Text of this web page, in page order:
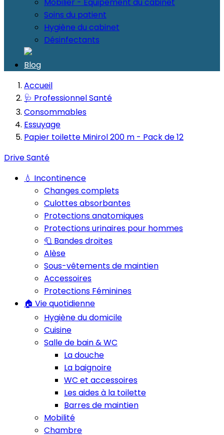
Soins du patient
Hygiène du cabinet
Désinfectants
Blog
Accueil
🩺 Professionnel Santé
Consommables
Essuyage
Papier toilette Minirol 200 m - Pack de 12
Drive Santé
💧 Incontinence
Changes complets
Culottes absorbantes
Protections anatomiques
Protections urinaires pour hommes
🧻 Bandes droites
Alèse
Sous-vêtements de maintien
Accessoires
Protections Féminines
🏠 Vie quotidienne
Hygiène du domicile
Cuisine
Salle de bain & WC
La douche
La baignoire
WC et accessoires
Les aides à la toilette
Barres de maintien
Mobilité
Chambre